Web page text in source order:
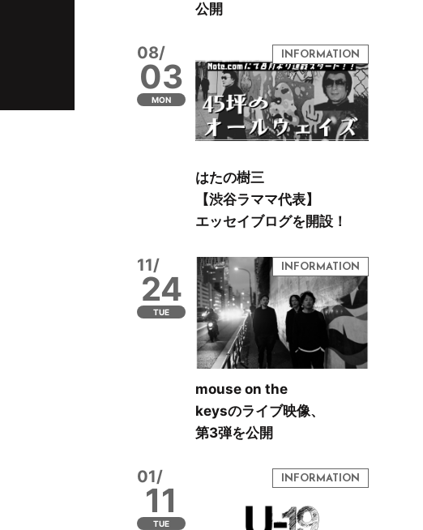
公開
08/
03
MON
はたの樹三
【渋谷ラママ代表】
エッセイブログを開設！
11/
24
TUE
mouse on the
keysのライブ映像、
第3弾を公開
01/
11
TUE